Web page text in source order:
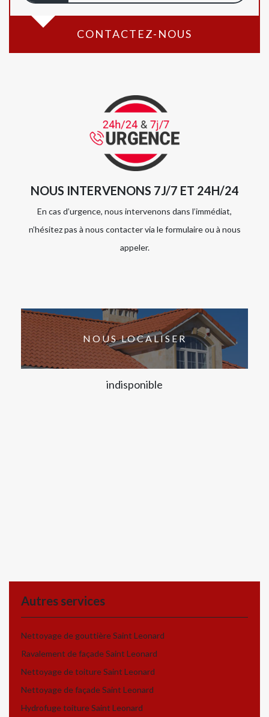
CONTACTEZ-NOUS
NOUS INTERVENONS 7J/7 ET 24H/24
En cas d’urgence, nous intervenons dans l’immédiat,
n’hésitez pas à nous contacter via le formulaire ou à nous
appeler.
NOUS LOCALISER
indisponible
Autres services
Nettoyage de gouttière Saint Leonard
Ravalement de façade Saint Leonard
Nettoyage de toiture Saint Leonard
Nettoyage de façade Saint Leonard
Hydrofuge toiture Saint Leonard